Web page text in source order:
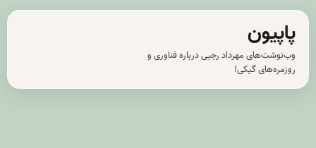
پرش
محتوا
پاپیون
وب‌نوشت‌های مهرداد رجبی درباره فناوری و
روزمره‌های گیکی!